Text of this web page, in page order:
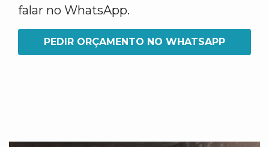
falar no WhatsApp.
PEDIR ORÇAMENTO NO WHATSAPP